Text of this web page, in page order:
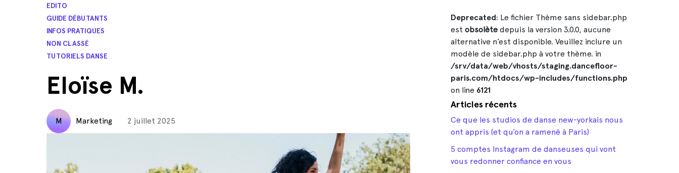
EDITO
GUIDE DÉBUTANTS
INFOS PRATIQUES
NON CLASSÉ
TUTORIELS DANSE
Eloïse M.
M Marketing 2 juillet 2025
Deprecated: Le fichier Thème sans sidebar.php
est obsolète depuis la version 3.0.0, aucune
alternative n’est disponible. Veuillez inclure un
modèle de sidebar.php à votre thème. in
/srv/data/web/vhosts/staging.dancefloor-
paris.com/htdocs/wp-includes/functions.php
on line 6121
Articles récents
Ce que les studios de danse new-yorkais nous
ont appris (et qu’on a ramené à Paris)
5 comptes Instagram de danseuses qui vont
vous redonner confiance en vous